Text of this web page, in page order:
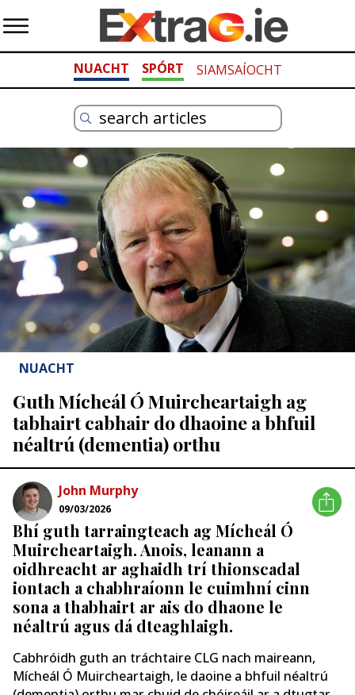
NUACHT SPÓRT SIAMSAÍOCHT
NUACHT
Guth Mícheál Ó Muircheartaigh ag
tabhairt cabhair do dhaoine a bhfuil
néaltrú (dementia) orthu
John Murphy
09/03/2026
Bhí guth tarraingteach ag Mícheál Ó
Muircheartaigh. Anois, leanann a
oidhreacht ar aghaidh trí thionscadal
iontach a chabhraíonn le cuimhní cinn
sona a thabhairt ar ais do dhaone le
néaltrú agus dá dteaghlaigh.
Cabhróidh guth an tráchtaire CLG nach maireann,
Mícheál Ó Muircheartaigh, le daoine a bhfuil néaltrú